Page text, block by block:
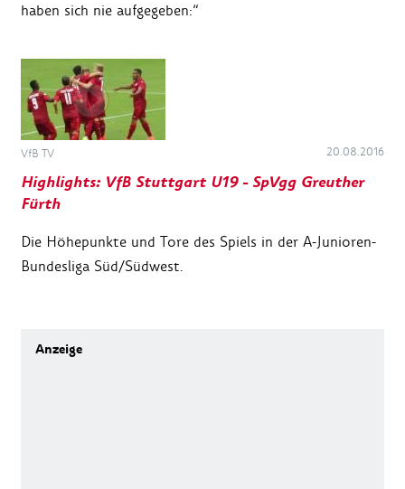
haben sich nie aufgegeben:“
VfB TV 20.08.2016
Highlights: VfB Stuttgart U19 - SpVgg Greuther
Fürth
Die Höhepunkte und Tore des Spiels in der A-Junioren-
Bundesliga Süd/Südwest.